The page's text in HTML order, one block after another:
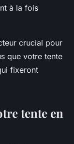
à la fois
crucial pour
que votre tente
fixeront
tente en